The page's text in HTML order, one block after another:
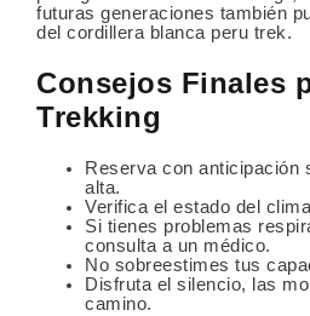
futuras generaciones también
del cordillera blanca peru trek.
Consejos Finales
Trekking
Reserva con anticipación
alta.
Verifica el estado del
Si tienes problemas
consulta a un médico.
No sobreestimes tus
Disfruta el silencio, las
camino.